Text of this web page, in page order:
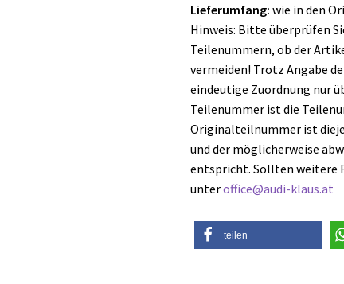
Lieferumfang: wie in den
Hinweis: Bitte überprüfen
Teilenummern, ob der
vermeiden! Trotz Angabe
eindeutige Zuordnung nur
Teilenummer ist die
Originalteilnummer ist
und der möglicherweise
entspricht. Sollten weitere
unteroffice@audi-klaus.at
teilen